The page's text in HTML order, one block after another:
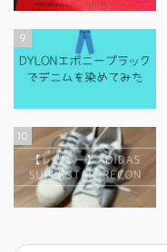
9
10